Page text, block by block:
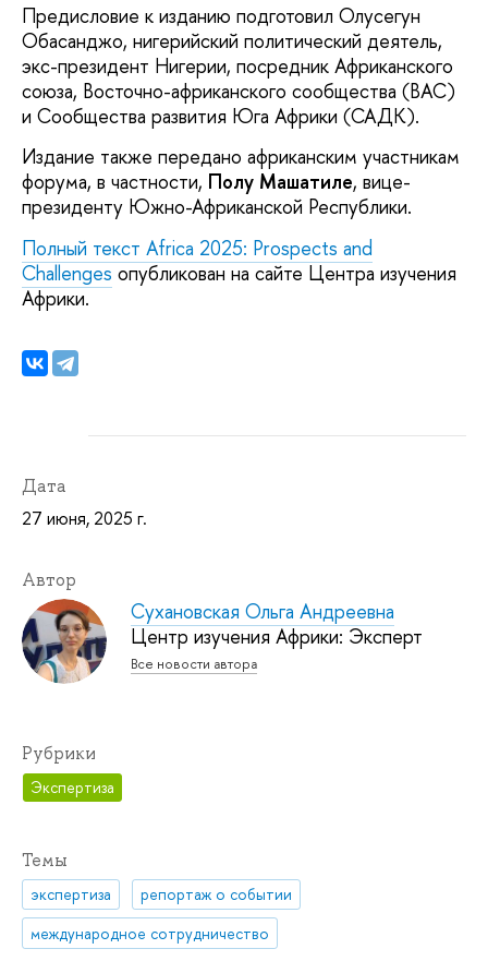
Предисловие к изданию подготовил Олусегун
Обасанджо, нигерийский политический деятель,
экс-президент Нигерии, посредник Африканского
союза, Восточно-африканского сообщества (ВАС)
и Сообщества развития Юга Африки (САДК).
Издание также передано африканским участникам
форума, в частности, Полу Машатиле, вице-
президенту Южно-Африканской Республики.
Полный текст Africa 2025: Prospects and
Challenges опубликован на сайте Центра изучения
Африки.
Дата
27 июня, 2025 г.
Автор
Сухановская Ольга Андреевна
Центр изучения Африки: Эксперт
Все новости автора
Рубрики
Экспертиза
Темы
экспертиза
репортаж о событии
международное сотрудничество